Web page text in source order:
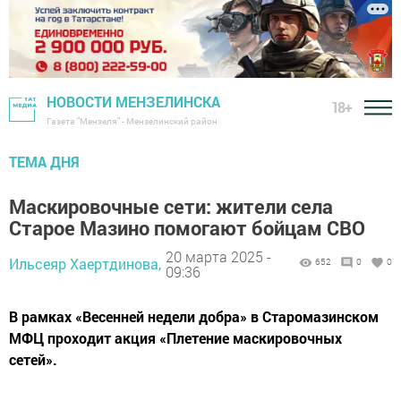
НОВОСТИ МЕНЗЕЛИНСКА
Газета "Мензеля" - Мензелинский район
18+
ТЕМА ДНЯ
Маскировочные сети: жители села
Старое Мазино помогают бойцам СВО
Ильсеяр Хаертдинова, 20 марта 2025 -
09:36
652 0 0
В рамках «Весенней недели добра» в Старомазинском
МФЦ проходит акция «Плетение маскировочных
сетей».